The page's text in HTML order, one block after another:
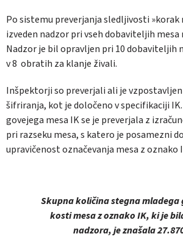
Po sistemu preverjanja sledljivosti »korak
izveden nadzor pri vseh dobaviteljih mesa
Nadzor je bil opravljen pri 10 dobaviteljih
v 8 obratih za klanje živali.
Inšpektorji so preverjali ali je
šifriranja, kot je določeno v specifikaciji
govejega mesa IK se je preverjala z
pri razseku mesa, s katero je posamezni
upravičenost označevanja mesa z oznako
Skupna količina stegna mladega
kosti mesa z oznako IK, ki je
nadzora, je znašala